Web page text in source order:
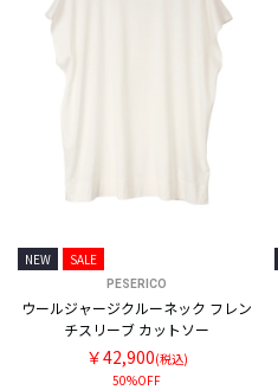
NEW SALE
PESERICO
ウールジャージクルーネック フレン
チスリーブ カットソー
￥42,900(税込)
50%OFF